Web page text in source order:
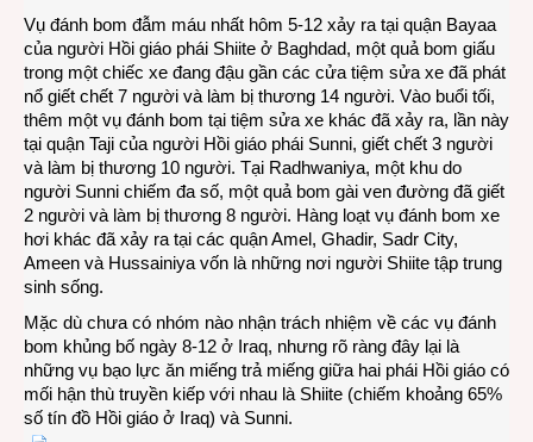
Vụ đánh bom đẫm máu nhất hôm 5-12 xảy ra tại quận Bayaa
của người Hồi giáo phái Shiite ở Baghdad, một quả bom giấu
trong một chiếc xe đang đậu gần các cửa tiệm sửa xe đã phát
nổ giết chết 7 người và làm bị thương 14 người. Vào buổi tối,
thêm một vụ đánh bom tại tiệm sửa xe khác đã xảy ra, lần này
tại quận Taji của người Hồi giáo phái Sunni, giết chết 3 người
và làm bị thương 10 người. Tại Radhwaniya, một khu do
người Sunni chiếm đa số, một quả bom gài ven đường đã giết
2 người và làm bị thương 8 người. Hàng loạt vụ đánh bom xe
hơi khác đã xảy ra tại các quận Amel, Ghadir, Sadr City,
Ameen và Hussainiya vốn là những nơi người Shiite tập trung
sinh sống.
Mặc dù chưa có nhóm nào nhận trách nhiệm về các vụ đánh
bom khủng bố ngày 8-12 ở Iraq, nhưng rõ ràng đây lại là
những vụ bạo lực ăn miếng trả miếng giữa hai phái Hồi giáo có
mối hận thù truyền kiếp với nhau là Shiite (chiếm khoảng 65%
số tín đồ Hồi giáo ở Iraq) và Sunni.